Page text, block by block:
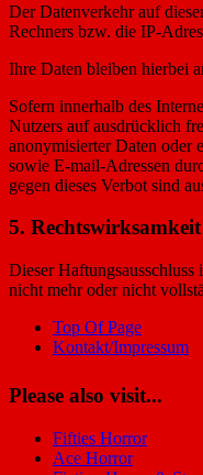
Der Datenverkehr auf
Rechners bzw. die IP-
Ihre Daten bleiben hierbei
Sofern innerhalb des
Nutzers auf ausdrücklich
anonymisierter Daten oder
sowie E-mail-Adressen
gegen dieses Verbot sind
5. Rechtswirksamkeit
Dieser Haftungsausschluss
nicht mehr oder nicht
Top Of Page
Kontakt/Impressum
Please also visit...
Fifties Horror
Ace Horror